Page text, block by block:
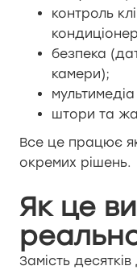
контроль
безпека
камери);
штори та
Все це працює
окремих рішень.
Як це
Замість